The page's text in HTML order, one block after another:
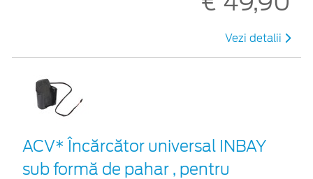
Vezi detalii
ACV* Încărcător universal INBAY
sub formă de pahar , pentru